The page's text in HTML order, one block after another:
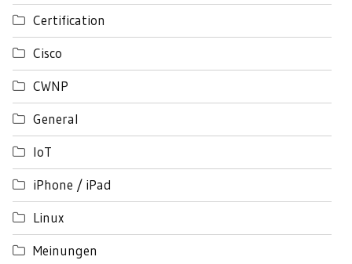
Certification
Cisco
CWNP
General
IoT
iPhone / iPad
Linux
Meinungen